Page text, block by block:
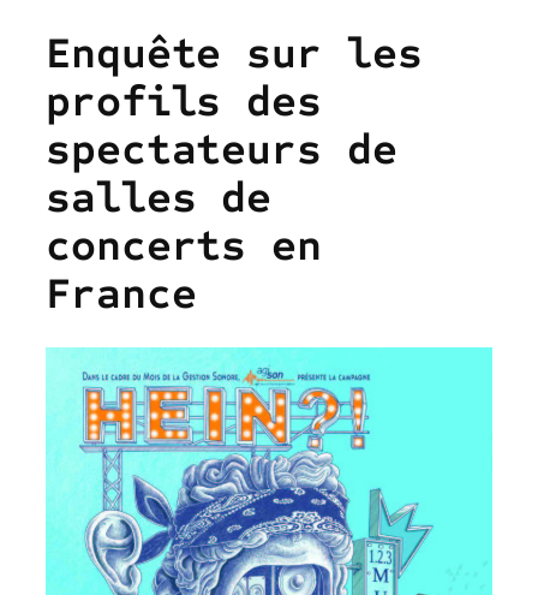
Enquête sur les
profils des
spectateurs de
salles de
concerts en
France